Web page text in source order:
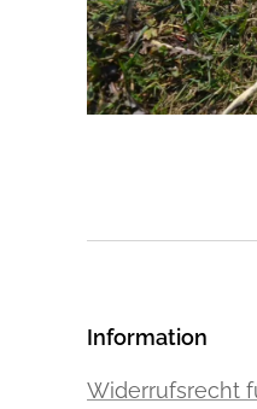
Information
Widerrufsrecht